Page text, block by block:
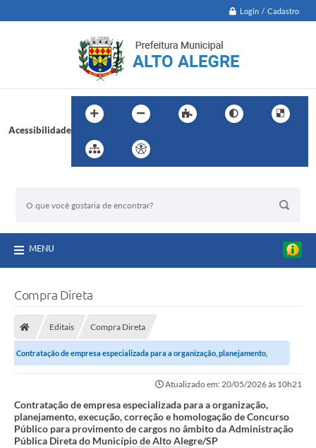
Login / Cadastro
Acessibilidade
MENU
Compra Direta
Editais Compra Direta
Contratação de empresa especializada para a organização, planejamento,
Atualizado em: 20/05/2026 às 10h21
Contratação de empresa especializada para a organização,
planejamento, execução, correção e homologação de Concurso
Público para provimento de cargos no âmbito da Administração
Pública Direta do Município de Alto Alegre/SP